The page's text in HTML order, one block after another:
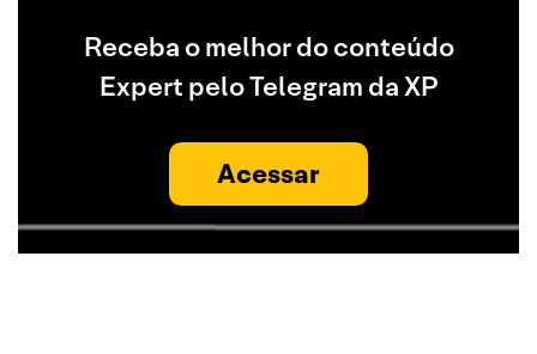
Receba o melhor do conteúdo
Expert pelo Telegram da XP
Acessar